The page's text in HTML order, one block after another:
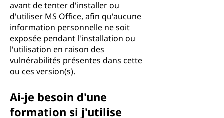
avant de tenter d'installer ou
d'utiliser MS Office, afin qu'aucune
information personnelle ne soit
exposée pendant l'installation ou
l'utilisation en raison des
vulnérabilités présentes dans cette
ou ces version(s).
Ai-je besoin d'une
formation si j'utilise